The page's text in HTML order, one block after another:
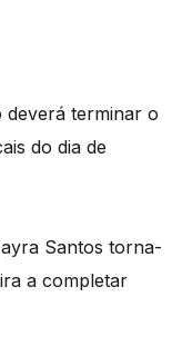
terminar o
do dia de
Santos torna-
a completar